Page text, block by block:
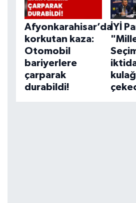
Afyonkarahisar’da
korkutan kaza:
Otomobil
bariyerlere
çarparak
durabildi!
İYİ